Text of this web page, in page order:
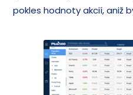
pokles hodnoty akcií, aniž